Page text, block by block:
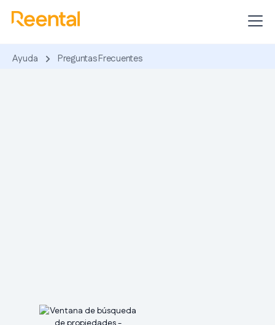
Ayuda Preguntas Frecuentes